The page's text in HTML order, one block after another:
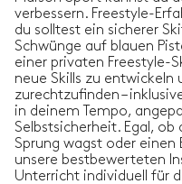
verbessern. Freestyle-
du solltest ein sicherer
Schwünge auf blauen
einer privaten Freestyle-
neue Skills zu entwickeln
zurechtzufinden –
in deinem Tempo,
Selbstsicherheit. Egal,
Sprung wagst oder einen
unsere bestbewerteten
Unterricht individuell für